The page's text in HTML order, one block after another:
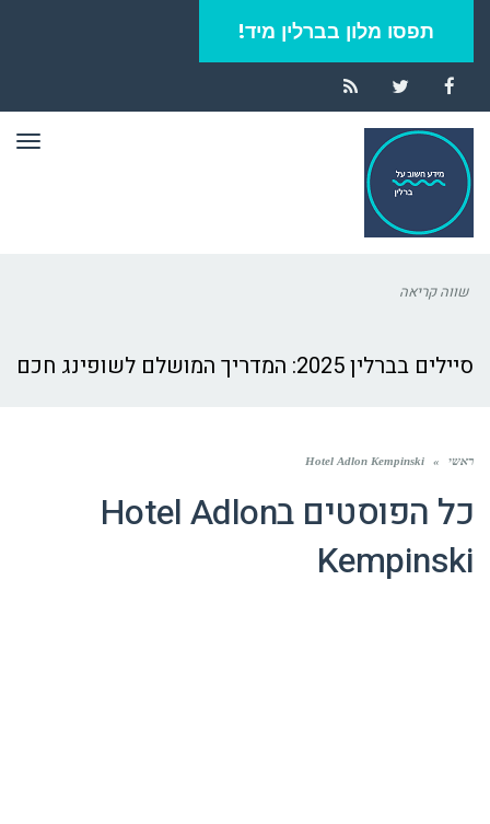
תפסו מלון בברלין מיד!
Facebook
Twitter
RSS
שווה קריאה
סיילים בברלין 2025: המדריך המושלם לשופינג חכם
ראשי »
Hotel Adlon Kempinski
כל הפוסטים בHotel Adlon
Kempinski